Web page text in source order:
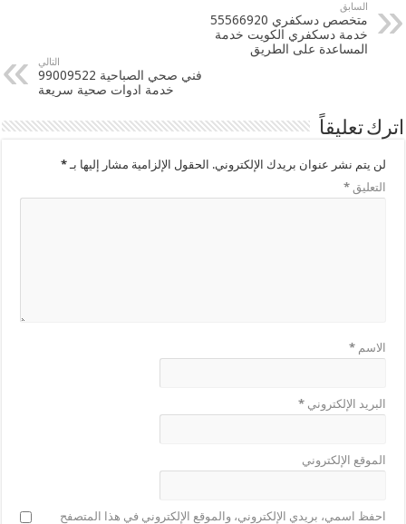
السابق
متخصص دسكفري 55566920
خدمة دسكفري الكويت خدمة
المساعدة على الطريق
التالي
فني صحي الصباحية 99009522
خدمة ادوات صحية سريعة
اترك تعليقاً
لن يتم نشر عنوان بريدك الإلكتروني. الحقول الإلزامية مشار إليها بـ*
التعليق*
الاسم*
البريد الإلكتروني*
الموقع الإلكتروني
احفظ اسمي، بريدي الإلكتروني، والموقع الإلكتروني في هذا المتصفح